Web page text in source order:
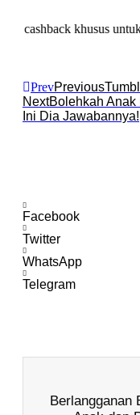
khusus untuk
PrevPrevious
NextBolehkah Anak
Ini Dia Jawabannya!
Facebook
Twitter
WhatsApp
Telegram
Berlangganan